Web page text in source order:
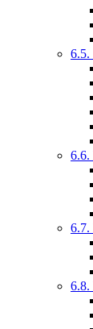
6.5.
6.6.
6.7.
6.8.